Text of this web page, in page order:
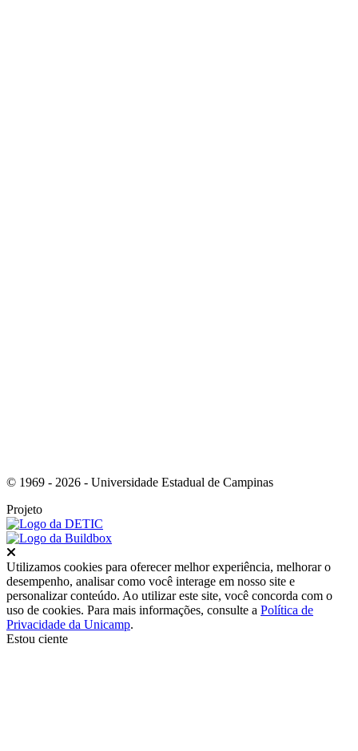
© 1969 - 2026 - Universidade Estadual de Campinas
Projeto
Utilizamos cookies para oferecer melhor experiência, melhorar o
desempenho, analisar como você interage em nosso site e
personalizar conteúdo. Ao utilizar este site, você concorda com o
uso de cookies. Para mais informações, consulte a Política de
Privacidade da Unicamp.
Estou ciente